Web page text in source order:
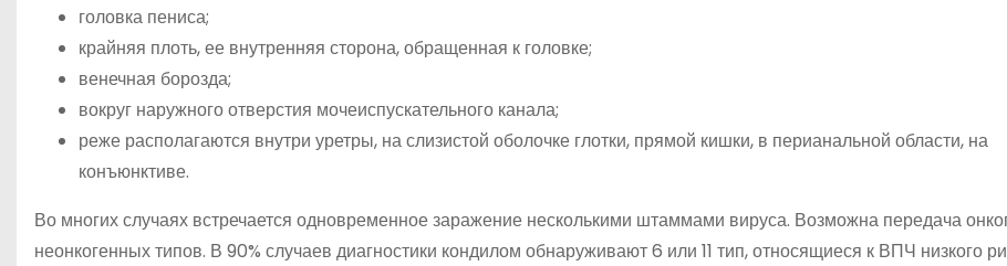
головка пениса;
крайняя плоть, ее внутренняя сторона, обращенная к головке;
венечная борозда;
вокруг наружного отверстия мочеиспускательного канала;
реже располагаются внутри уретры, на слизистой оболочке глотки, прямой кишки, в перианальной области, на
конъюнктиве.
Во многих случаях встречается одновременное заражение несколькими штаммами вируса. Возможна передача
неонкогенных типов. В 90% случаев диагностики кондилом обнаруживают 6 или 11 тип, относящиеся к ВПЧ низкого